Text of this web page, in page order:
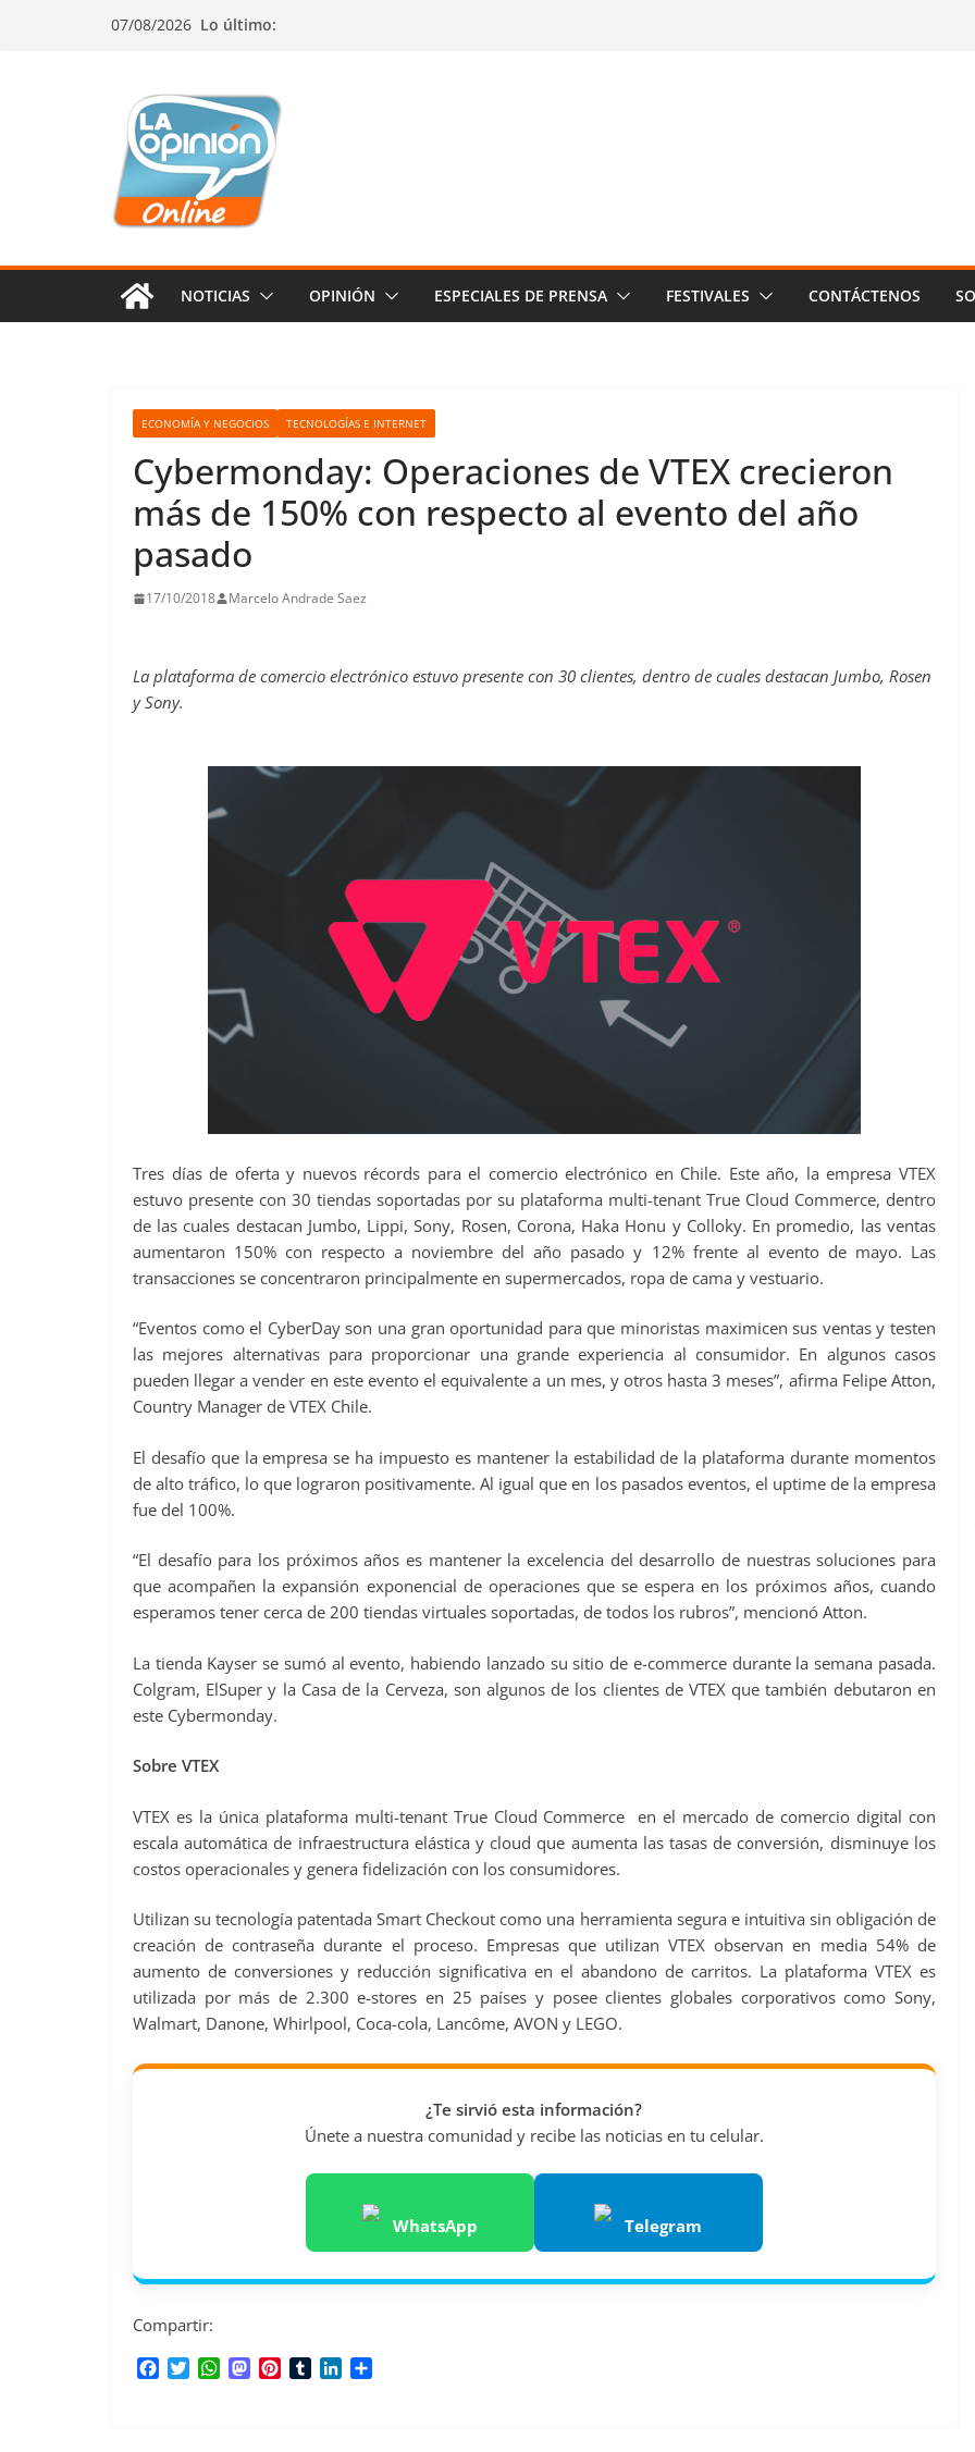
07/08/2026 Lo último:
NOTICIAS OPINIÓN ESPECIALES DE PRENSA FESTIVALES CONTÁCTENOS
ECONOMÍA Y NEGOCIOS TECNOLOGÍAS E INTERNET
Cybermonday: Operaciones de VTEX crecieron
más de 150% con respecto al evento del año
pasado
17/10/2018 Marcelo Andrade Saez
La plataforma de comercio electrónico estuvo presente con 30 clientes, dentro de cuales destacan Jumbo, Rosen
y Sony.
Tres días de oferta y nuevos récords para el comercio electrónico en Chile. Este año, la empresa VTEX
estuvo presente con 30 tiendas soportadas por su plataforma multi-tenant True Cloud Commerce, dentro
de las cuales destacan Jumbo, Lippi, Sony, Rosen, Corona, Haka Honu y Colloky. En promedio, las ventas
aumentaron 150% con respecto a noviembre del año pasado y 12% frente al evento de mayo. Las
transacciones se concentraron principalmente en supermercados, ropa de cama y vestuario.
“Eventos como el CyberDay son una gran oportunidad para que minoristas maximicen sus ventas y testen
las mejores alternativas para proporcionar una grande experiencia al consumidor. En algunos casos
pueden llegar a vender en este evento el equivalente a un mes, y otros hasta 3 meses”, afirma Felipe Atton,
Country Manager de VTEX Chile.
El desafío que la empresa se ha impuesto es mantener la estabilidad de la plataforma durante momentos
de alto tráfico, lo que lograron positivamente. Al igual que en los pasados eventos, el uptime de la empresa
fue del 100%.
“El desafío para los próximos años es mantener la excelencia del desarrollo de nuestras soluciones para
que acompañen la expansión exponencial de operaciones que se espera en los próximos años, cuando
esperamos tener cerca de 200 tiendas virtuales soportadas, de todos los rubros”, mencionó Atton.
La tienda Kayser se sumó al evento, habiendo lanzado su sitio de e-commerce durante la semana pasada.
Colgram, ElSuper y la Casa de la Cerveza, son algunos de los clientes de VTEX que también debutaron en
este Cybermonday.
Sobre VTEX
VTEX es la única plataforma multi-tenant True Cloud Commerce en el mercado de comercio digital con
escala automática de infraestructura elástica y cloud que aumenta las tasas de conversión, disminuye los
costos operacionales y genera fidelización con los consumidores.
Utilizan su tecnología patentada Smart Checkout como una herramienta segura e intuitiva sin obligación de
creación de contraseña durante el proceso. Empresas que utilizan VTEX observan en media 54% de
aumento de conversiones y reducción significativa en el abandono de carritos. La plataforma VTEX es
utilizada por más de 2.300 e-stores en 25 países y posee clientes globales corporativos como Sony,
Walmart, Danone, Whirlpool, Coca-cola, Lancôme, AVON y LEGO.
¿Te sirvió esta información?
Únete a nuestra comunidad y recibe las noticias en tu celular.
WhatsApp Telegram
Compartir:
W
M